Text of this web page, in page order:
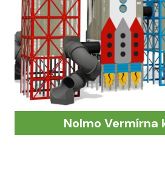
Nolmo Vermírna